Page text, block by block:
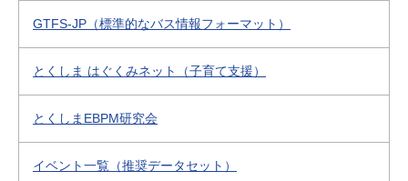
GTFS-JP（標準的なバス情報フォーマット）
とくしま はぐくみネット（子育て支援）
とくしまEBPM研究会
イベント一覧（推奨データセット）